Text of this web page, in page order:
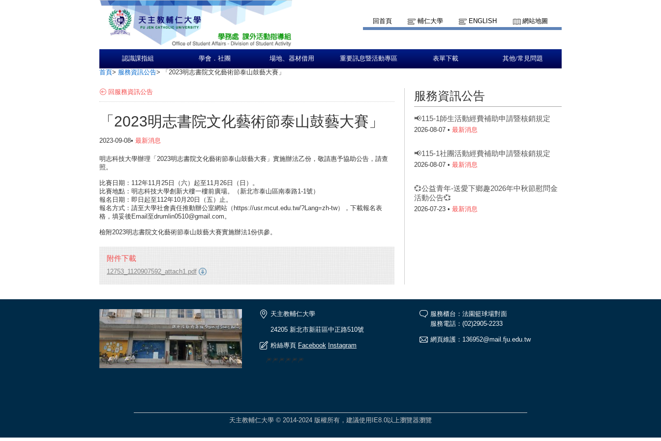
回首頁 輔仁大學 ENGLISH 網站地圖
認識課指組 學會．社團 場地、器材借用 重要訊息暨活動專區 表單下載 其他/常見問題
首頁> 服務資訊公告> 「2023明志書院文化藝術節泰山鼓藝大賽」
回服務資訊公告
「2023明志書院文化藝術節泰山鼓藝大賽」
2023-09-08• 最新消息
明志科技大學辦理「2023明志書院文化藝術節泰山鼓藝大賽」實施辦法乙份，敬請惠予協助公告，請查
照。
比賽日期：112年11月25日（六）起至11月26日（日）。
比賽地點：明志科技大學創新大樓一樓前廣場。（新北市泰山區南泰路1-1號）
報名日期：即日起至112年10月20日（五）止。
報名方式：請至大學社會責任推動辦公室網站（https://usr.mcut.edu.tw/?Lang=zh-tw），下載報名表
格，填妥後Email至drumlin0510@gmail.com。
檢附2023明志書院文化藝術節泰山鼓藝大賽實施辦法1份供參。
附件下載
12753_1120907592_attach1.pdf
服務資訊公告
📢115-1師生活動經費補助申請暨核銷規定
2026-08-07 • 最新消息
📢115-1社團活動經費補助申請暨核銷規定
2026-08-07 • 最新消息
💞公益青年-送愛下鄉趣2026年中秋節慰問金
活動公告💞
2026-07-23 • 最新消息
天主教輔仁大學
24205 新北市新莊區中正路510號
粉絲專頁 Facebook Instagram
🎆🎆🎆🎆🎆🎆
服務櫃台：法園籃球場對面
服務電話：(02)2905-2233
網頁維護：136952@mail.fju.edu.tw
天主教輔仁大學 © 2014-2024 版權所有，建議使用IE8.0以上瀏覽器瀏覽